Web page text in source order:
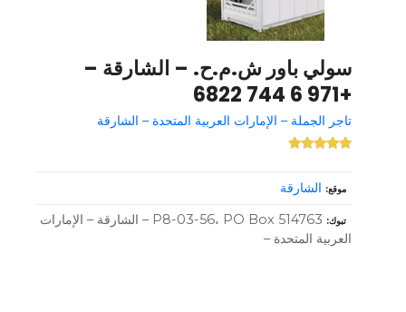
سولي باور ش.م.ح. – الشارقة –
+971 6 744 6822
تاجر الجملة – الإمارات العربية المتحدة – الشارقة
موقع الشارقة
تبوك
P8-03-56، PO Box 514763 – الشارقة – الإمارات
العربية المتحدة –